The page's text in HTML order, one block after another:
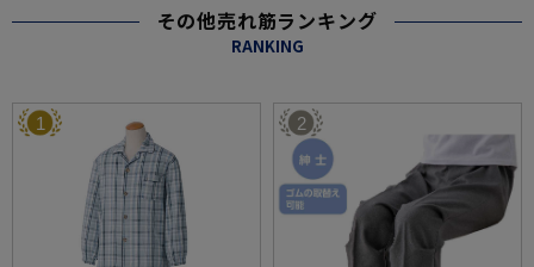
その他売れ筋ランキング
RANKING
1 2